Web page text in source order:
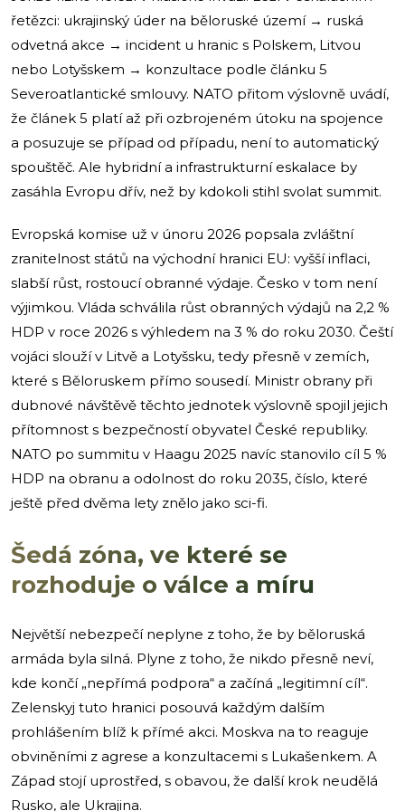
řetězci: ukrajinský úder na běloruské území → ruská
odvetná akce → incident u hranic s Polskem, Litvou
nebo Lotyšskem → konzultace podle článku 5
Severoatlantické smlouvy. NATO přitom výslovně uvádí,
že článek 5 platí až při ozbrojeném útoku na spojence
a posuzuje se případ od případu, není to automatický
spouštěč. Ale hybridní a infrastrukturní eskalace by
zasáhla Evropu dřív, než by kdokoli stihl svolat summit.
Evropská komise už v únoru 2026 popsala zvláštní
zranitelnost států na východní hranici EU: vyšší inflaci,
slabší růst, rostoucí obranné výdaje. Česko v tom není
výjimkou. Vláda schválila růst obranných výdajů na 2,2 %
HDP v roce 2026 s výhledem na 3 % do roku 2030. Čeští
vojáci slouží v Litvě a Lotyšsku, tedy přesně v zemích,
které s Běloruskem přímo sousedí. Ministr obrany při
dubnové návštěvě těchto jednotek výslovně spojil jejich
přítomnost s bezpečností obyvatel České republiky.
NATO po summitu v Haagu 2025 navíc stanovilo cíl 5 %
HDP na obranu a odolnost do roku 2035, číslo, které
ještě před dvěma lety znělo jako sci-fi.
Šedá zóna, ve které se
rozhoduje o válce a míru
Největší nebezpečí neplyne z toho, že by běloruská
armáda byla silná. Plyne z toho, že nikdo přesně neví,
kde končí „nepřímá podpora“ a začíná „legitimní cíl“.
Zelenskyj tuto hranici posouvá každým dalším
prohlášením blíž k přímé akci. Moskva na to reaguje
obviněními z agrese a konzultacemi s Lukašenkem. A
Západ stojí uprostřed, s obavou, že další krok neudělá
Rusko, ale Ukrajina.